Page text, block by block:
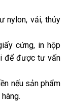
nylon, vải, thủy
cứng, in hộp
để được tư vấn
nếu sản phẩm